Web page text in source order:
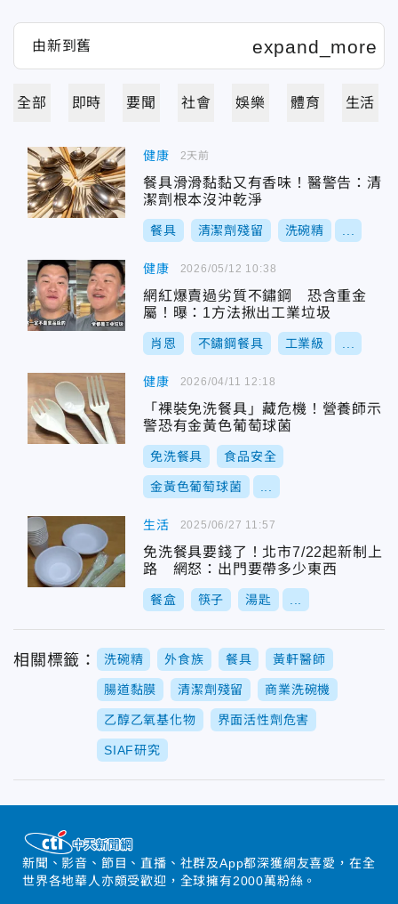
全部 即時 要聞 社會 娛樂 體育 生活
健康
餐具滑滑黏黏又有香味！醫警告：清
潔劑根本沒沖乾淨
餐具 清潔劑殘留 洗碗精
2天前
健康
網紅爆賣過劣質不鏽鋼 恐含重金
屬！曝：1方法揪出工業垃圾
肖恩 不鏽鋼餐具 工業級
2026/05/12 10:38
健康
「裸裝免洗餐具」藏危機！營養師示
警恐有金黃色葡萄球菌
免洗餐具 食品安全
金黃色葡萄球菌
2026/04/11 12:18
生活
免洗餐具要錢了！北市7/22起新制上
路 網怒：出門要帶多少東西
餐盒 筷子 湯匙
2025/06/27 11:57
相關標籤： 洗碗精 外食族 餐具 黃軒醫師
腸道黏膜 清潔劑殘留 商業洗碗機
乙醇乙氧基化物 界面活性劑危害
SIAF研究
新聞、影音、節目、直播、社群及App都深獲網友喜愛，在全
世界各地華人亦頗受歡迎，全球擁有2000萬粉絲。